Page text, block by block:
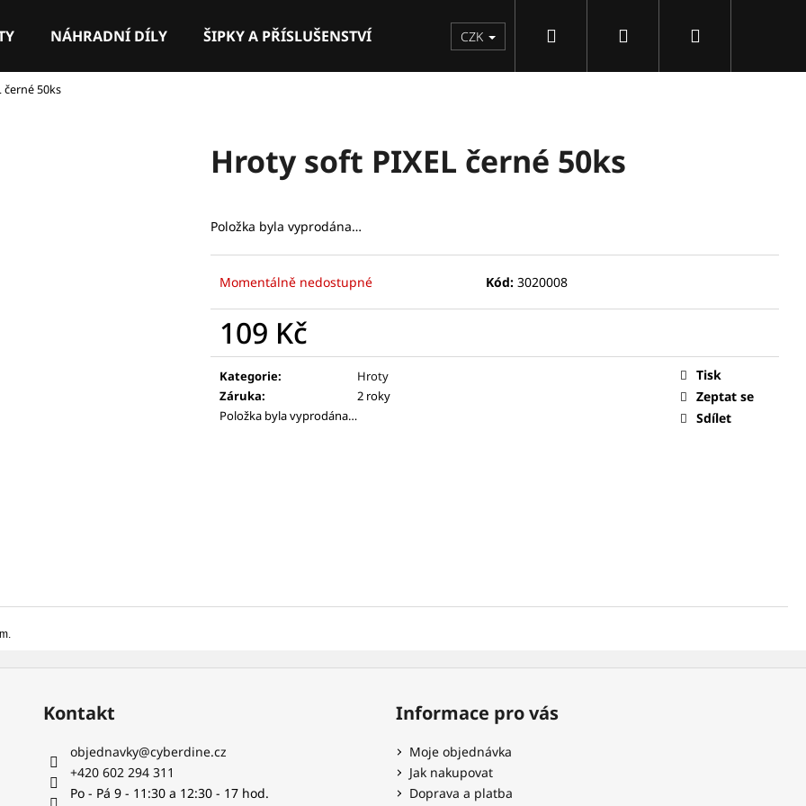
NÁHRADNÍ DÍLY ŠIPKY A PŘÍSLUŠENSTVÍ CZK Přihlášení
černé 50ks
Hroty soft PIXEL černé 50ks
Položka byla vyprodána…
Momentálně nedostupné Kód: 3020008
109 Kč
Měrná
cena:
Kategorie:
Hroty
Záruka:
2 roky
Položka byla vyprodána…
Tisk
Zeptat se
Sdílet
Co potřebujete najít?
HLEDAT
Následující
BAREL ŠIPKY 1/4 - 1/4 (SILNÝ/SILNÝ)
LETKA NYLON S NÁSADKOU 1/4
RŮŽOVÁ
Kontakt
objednavky@cyberdine.cz
+420 602 294 311
Po - Pá 9 - 11:30 a 12:30 - 17 hod.
Informace pro vás
Moje objednávka
Jak nakupovat
Doprava a platba